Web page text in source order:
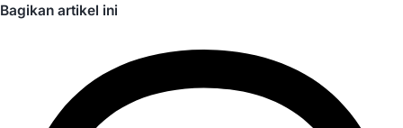
Bagikan artikel ini